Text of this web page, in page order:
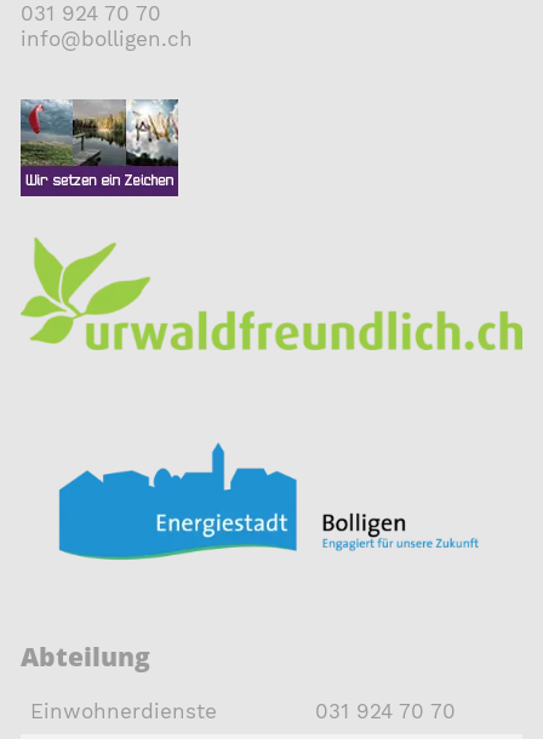
031 924 70 70
nf
b ll g n ch
Abteilung
Einwohnerdienste
031 924 70 70